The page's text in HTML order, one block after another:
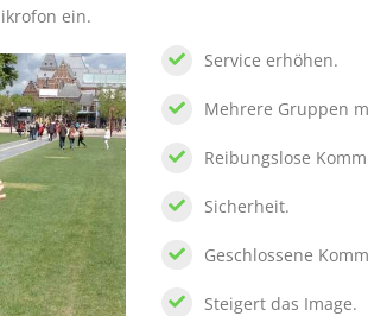
ein.
Service erhöhen.
Mehrere Gruppen
Reibungslose
Sicherheit.
Geschlossene
Steigert das Image.